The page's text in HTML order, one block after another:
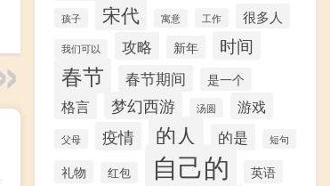
孩子 宋代 寓意 工作 很多人
我们可以 攻略 新年 时间
春节 春节期间 是一个
格言 梦幻西游 汤圆 游戏
父母 疫情 的人 的是 短句
礼物 红包 自己的 英语